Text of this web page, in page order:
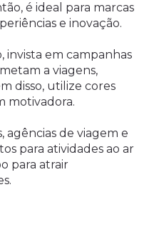
é ideal para marcas
e inovação.
invista em campanhas
a viagens,
disso, utilize cores
motivadora.
agências de viagem e
para atividades ao ar
para atrair